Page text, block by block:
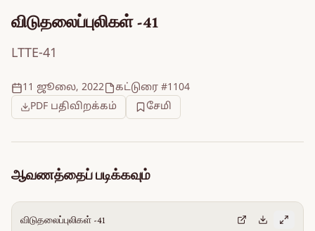
விடுதலைப்புலிகள் -41
LTTE-41
11 ஜூலை, 2022
கட்டுரை #1104
PDF பதிவிறக்கம்
சேமி
ஆவணத்தைப் படிக்கவும்
விடுதலைப்புலிகள் -41